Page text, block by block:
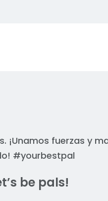
¡Unamos fuerzas y
#yourbestpal
be pals!